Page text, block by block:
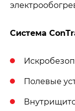
Система
Полевые